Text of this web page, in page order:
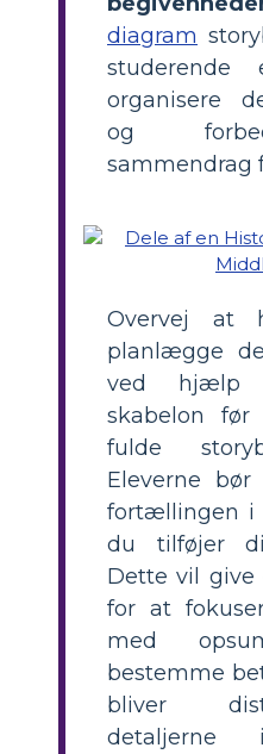
diagram
organisere
og
sammendrag
Overvej at
planlægge
ved
skabelon
fulde
Eleverne
fortællingen i
du tilføjer
Dette vil give
for at
med
bestemme
bliver
detaljerne